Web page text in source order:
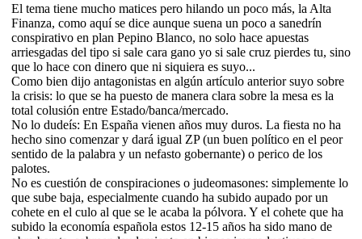
El tema tiene mucho matices pero hilando un poco más, la Alta
Finanza, como aquí se dice aunque suena un poco a sanedrín
conspirativo en plan Pepino Blanco, no solo hace apuestas
arriesgadas del tipo si sale cara gano yo si sale cruz pierdes tu, sino
que lo hace con dinero que ni siquiera es suyo...
Como bien dijo antagonistas en algún artículo anterior suyo sobre
la crisis: lo que se ha puesto de manera clara sobre la mesa es la
total colusión entre Estado/banca/mercado.
No lo dudeís: En España vienen años muy duros. La fiesta no ha
hecho sino comenzar y dará igual ZP (un buen político en el peor
sentido de la palabra y un nefasto gobernante) o perico de los
palotes.
No es cuestión de conspiraciones o judeomasones: simplemente lo
que sube baja, especialmente cuando ha subido aupado por un
cohete en el culo al que se le acaba la pólvora. Y el cohete que ha
subido la economía española estos 12-15 años ha sido mano de